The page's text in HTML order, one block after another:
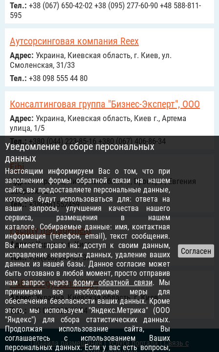
Тел.: +38 (067) 650-42-02 +38 (095) 277-60-90 +48 588-811-
595
Аутсорсинговая компания Reex
Адрес: Украина, Киевская область, г. Киев, ул.
Смоленская, 31/33
Тел.: +38 098 555 44 80
Консалтинговая группа "Бизнес-Эксперт", ООО
Адрес: Украина, Киевская область, Киев г., Артема
улица, 1/5
Тел.: +380 (044) 223-85-16 +380 (067) 406-86-34
Fibi
Адрес:Украина, Киевская область, Бровары, Евгения
Сверстюка 11
Тел.:+380981552459
Facility management
Адрес:Украина, г. Киев
Тел.:+38(063) 244-87-37
P&B Energy Consulting
Адрес:Украина, Киевская область, г. Киев
Тел.: +38 067 220 66 04
Правила размещения|Услуги портала|Связь с
Уведомление о сборе персональных
данных
Настоящим информируем Вас о том, что при
заполнении формы обратной связи на нашем
сайте, вы предоставляете персональные данные,
которые будут использоваться для: ответа на
ваши запросы, улучшения качества нашего
сервиса, размещения в нашем
каталоге. Собираемые данные: имя, контактная
информация (телефон, email), текст сообщения.
Вы имеете право на: доступ к своим данным,
исправление неверных данных, удаление ваших
данных из нашей базы. Данное согласие может
быть отозвано в любой момент, просто отправив
нам запрос черезформу обратной связи. Мы
принимаем все необходимые меры для
обеспечения безопасности ваших данных. Кроме
этого, мы используем "Яндекс.Метрика" (ООО
"Яндекс") для сбора статистических данных.
Продолжая использование сайта, Вы
соглашаетесь с использованием Ваших
персональных данных. Если у вас есть вопросы,